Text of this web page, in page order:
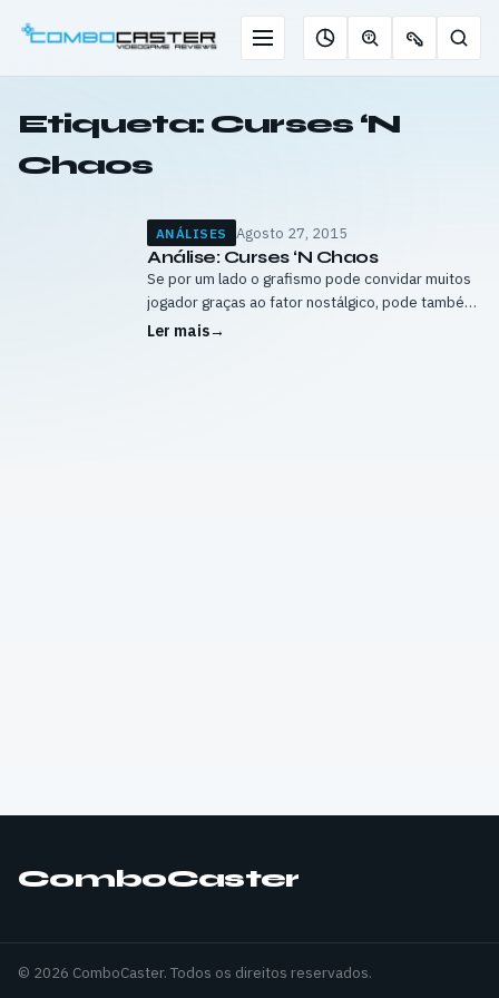
para
Menu
Roleta
de
Descobrir
IA
Ofertas
Etiqueta: Curses ‘N
Chaos
ANÁLISES Agosto 27, 2015
Análise: Curses ‘N Chaos
Se por um lado o grafismo pode convidar muitos
jogador graças ao fator nostálgico, pode também
afastar aqueles que procuram algo mais atual.
Ler mais→
ComboCaster
© 2026 ComboCaster. Todos os direitos reservados.